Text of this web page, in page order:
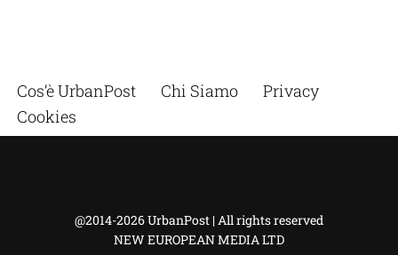
Cos’è UrbanPost Chi Siamo
Privacy
Cookies
@2014-2026 UrbanPost | All rights reserved
NEW EUROPEAN MEDIA LTD